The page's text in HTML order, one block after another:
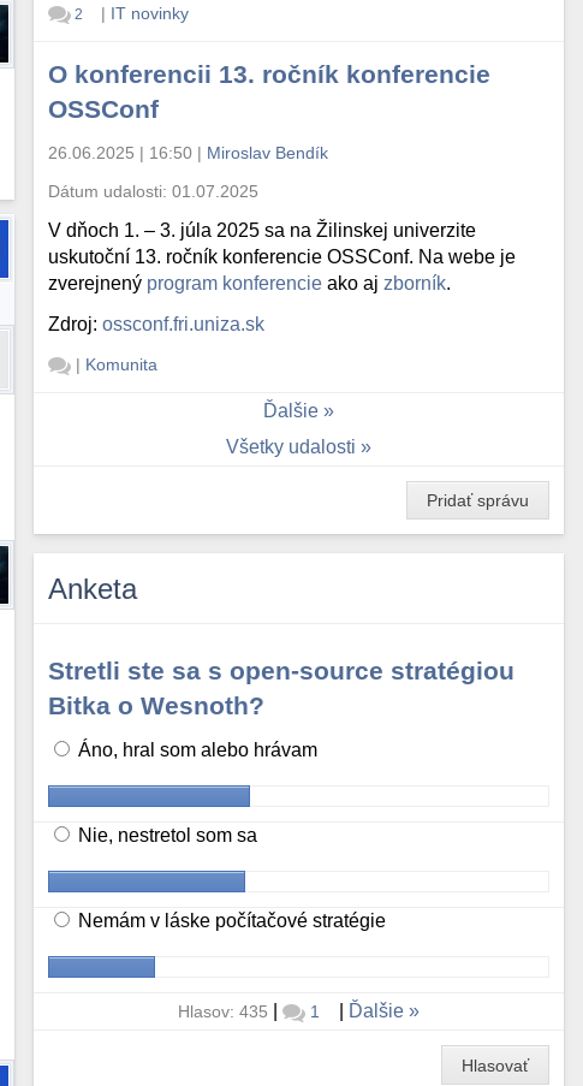
2 | IT novinky
O konferencii 13. ročník konferencie
OSSConf
26.06.2025 | 16:50 | Miroslav Bendík
Dátum udalosti:01.07.2025
V dňoch 1. – 3. júla 2025 sa na Žilinskej univerzite
uskutoční 13. ročník konferencie OSSConf. Na webe je
zverejnený program konferencie ako aj zborník.
Zdroj:ossconf.fri.uniza.sk
| Komunita
Ďalšie
Všetky udalosti
Pridať správu
Anketa
Stretli ste sa s open-source stratégiou
Bitka o Wesnoth?
Áno, hral som alebo hrávam
Nie, nestretol som sa
Nemám v láske počítačové stratégie
Hlasov: 435 | 1 Ďalšie
Hlasovať